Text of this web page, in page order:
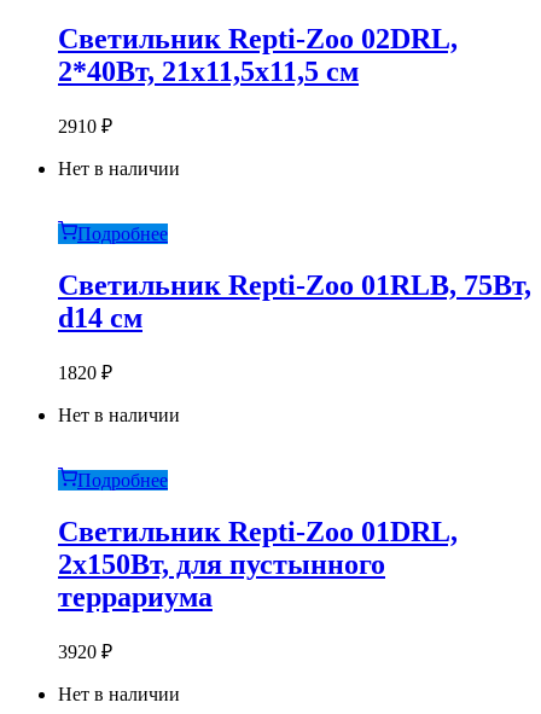
Светильник Repti-Zoo 02DRL,
2*40Вт, 21х11,5х11,5 см
2910 ₽
Нет в наличии
Подробнее
Светильник Repti-Zoo 01RLB, 75Вт,
d14 см
1820 ₽
Нет в наличии
Подробнее
Светильник Repti-Zoo 01DRL,
2х150Вт, для пустынного
террариума
3920 ₽
Нет в наличии